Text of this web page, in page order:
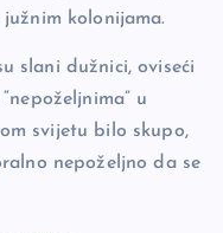
kolonijama.
slani dužnici, oviseći
u
svijetu bilo skupo,
nepoželjno da se